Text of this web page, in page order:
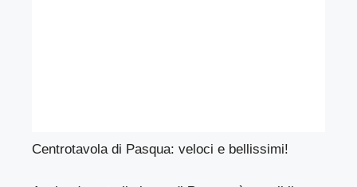
Centrotavola di Pasqua: veloci e bellissimi!